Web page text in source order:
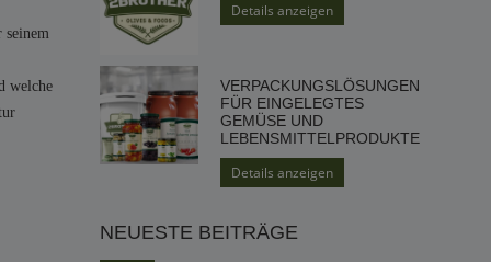
seinem
welche
Details anzeigen
VERPACKUNGSLÖSUNGEN
FÜR EINGELEGTES
GEMÜSE UND
LEBENSMITTELPRODUKTE
Details anzeigen
NEUESTE BEITRÄGE